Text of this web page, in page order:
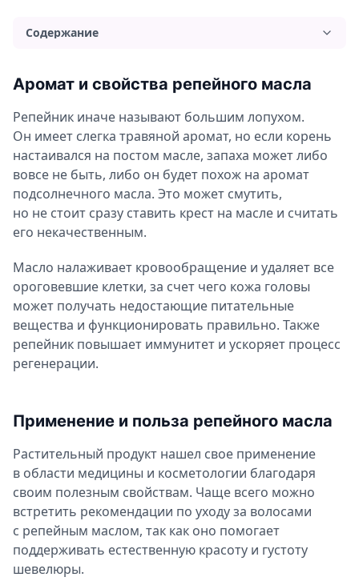
Содержание
Применение и польза репейного масла
Применение репейного масла для волос
Применение репейного масла для лица
Применение репейного масла для тела
Ароматерапия с репейным маслом
Можно ли употреблять репейное масло внутрь
Аромат и свойства репейного масла
Репейник иначе называют большим лопухом.
Он имеет слегка травяной аромат, но если корень
настаивался на постом масле, запаха может либо
вовсе не быть, либо он будет похож на аромат
подсолнечного масла. Это может смутить,
но не стоит сразу ставить крест на масле и считать
его некачественным.
Масло налаживает кровообращение и удаляет все
ороговевшие клетки, за счет чего кожа головы
может получать недостающие питательные
вещества и функционировать правильно. Также
репейник повышает иммунитет и ускоряет процесс
регенерации.
Применение и польза репейного масла
Растительный продукт нашел свое применение
в области медицины и косметологии благодаря
своим полезным свойствам. Чаще всего можно
встретить рекомендации по уходу за волосами
с репейным маслом, так как оно помогает
поддерживать естественную красоту и густоту
шевелюры.